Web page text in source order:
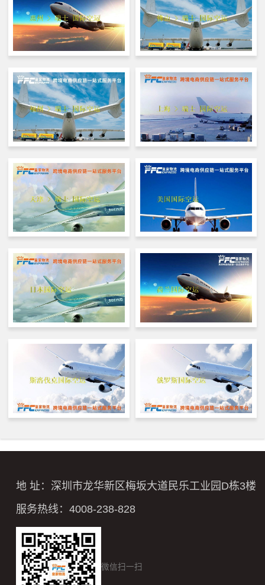
地 址：深圳市龙华新区梅坂大道民乐工业园D栋3楼
服务热线：4008-238-828
微信扫一扫